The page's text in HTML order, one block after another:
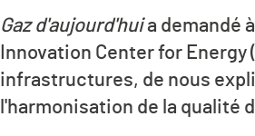
Gaz d'aujourd'huia demandé
Innovation Center for
infrastructures, de nous
l'harmonisation de la qualité